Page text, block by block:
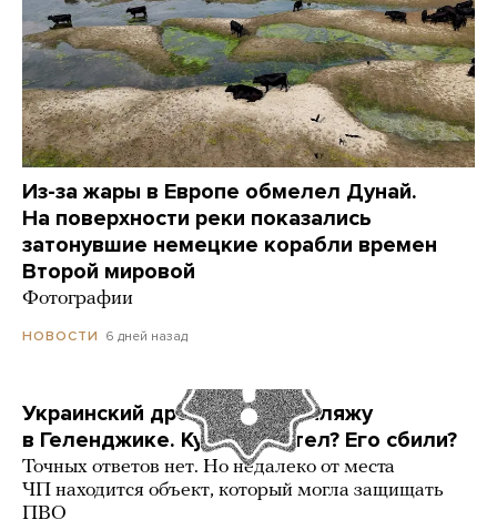
Из-за жары в Европе обмелел Дунай.
На поверхности реки показались
затонувшие немецкие корабли времен
Второй мировой
Фотографии
НОВОСТИ 6 дней назад
Украинский дрон попал по пляжу
в Геленджике. Куда он летел? Его сбили?
Точных ответов нет. Но недалеко от места
ЧП находится объект, который могла защищать
ПВО